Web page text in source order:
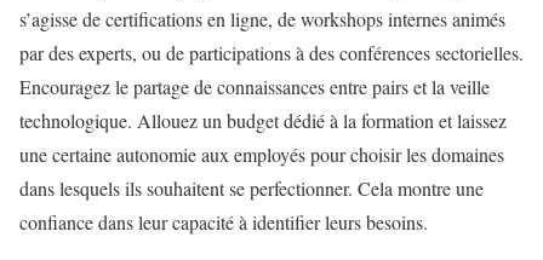
s’agisse de certifications en ligne, de workshops internes animés
par des experts, ou de participations à des conférences sectorielles.
Encouragez le partage de connaissances entre pairs et la veille
technologique. Allouez un budget dédié à la formation et laissez
une certaine autonomie aux employés pour choisir les domaines
dans lesquels ils souhaitent se perfectionner. Cela montre une
confiance dans leur capacité à identifier leurs besoins.